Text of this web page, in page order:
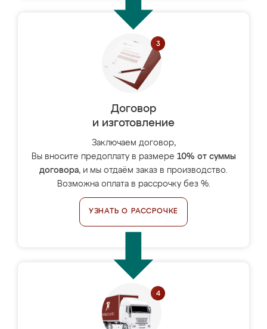
Договор
и изготовление
Заключаем договор,
Вы вносите предоплату в размере 10% от суммы
договора, и мы отдаём заказ в производство.
Возможна оплата в рассрочку без %.
УЗНАТЬ О РАССРОЧКЕ